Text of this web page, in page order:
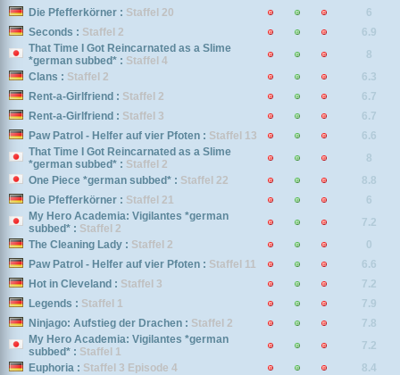
Die Pfefferkörner : Staffel 20
6
Seconds : Staffel 2
6.9
That Time I Got Reincarnated as a Slime
*german subbed* : Staffel 4
8
Clans : Staffel 2
6.3
Rent-a-Girlfriend : Staffel 2
6.7
Rent-a-Girlfriend : Staffel 3
6.7
Paw Patrol - Helfer auf vier Pfoten : Staffel 13
6.6
That Time I Got Reincarnated as a Slime
*german subbed* : Staffel 2
8
One Piece *german subbed* : Staffel 22
8.8
Die Pfefferkörner : Staffel 21
6
My Hero Academia: Vigilantes *german
subbed* : Staffel 2
7.2
The Cleaning Lady : Staffel 2
0
Paw Patrol - Helfer auf vier Pfoten : Staffel 11
6.6
Hot in Cleveland : Staffel 3
7.2
Legends : Staffel 1
7.9
Ninjago: Aufstieg der Drachen : Staffel 2
7.8
My Hero Academia: Vigilantes *german
subbed* : Staffel 1
7.2
Euphoria : Staffel 3 Episode 4
8.4